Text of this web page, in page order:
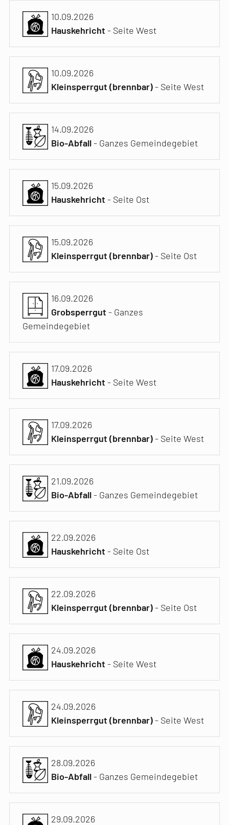
10.09.2026
Hauskehricht- Seite West
10.09.2026
Kleinsperrgut (brennbar)- Seite West
14.09.2026
Bio-Abfall- Ganzes Gemeindegebiet
15.09.2026
Hauskehricht- Seite Ost
15.09.2026
Kleinsperrgut (brennbar)- Seite Ost
16.09.2026
Grobsperrgut - Ganzes
Gemeindegebiet
17.09.2026
Hauskehricht- Seite West
17.09.2026
Kleinsperrgut (brennbar)- Seite West
21.09.2026
Bio-Abfall- Ganzes Gemeindegebiet
22.09.2026
Hauskehricht- Seite Ost
22.09.2026
Kleinsperrgut (brennbar)- Seite Ost
24.09.2026
Hauskehricht- Seite West
24.09.2026
Kleinsperrgut (brennbar)- Seite West
28.09.2026
Bio-Abfall- Ganzes Gemeindegebiet
29.09.2026